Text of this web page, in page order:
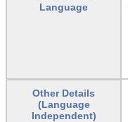
Language
Other Details
(Language
Independent)